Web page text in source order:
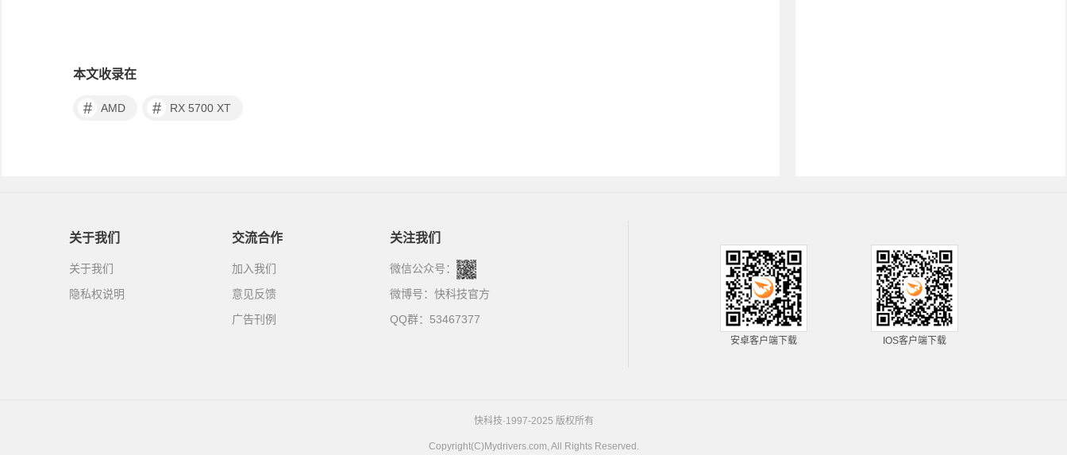
本文收录在
# AMD # RX 5700 XT
关于我们
关于我们
隐私权说明
交流合作
加入我们
意见反馈
广告刊例
关注我们
微信公众号：
微博号： 快科技官方
QQ群：53467377
安卓客户端下载 IOS客户端下载
快科技·1997-2025 版权所有
Copyright(C)Mydrivers.com, All Rights Reserved.